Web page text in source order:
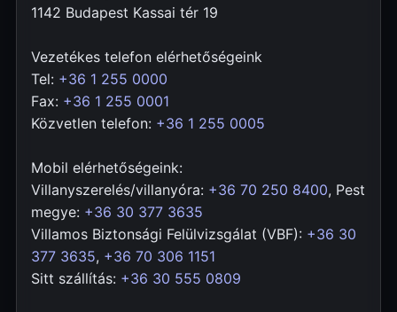
1142 Budapest Kassai tér 19
Vezetékes telefon elérhetőségeink
Tel: +36 1 255 0000
Fax: +36 1 255 0001
Közvetlen telefon: +36 1 255 0005
Mobil elérhetőségeink:
Villanyszerelés/villanyóra: +36 70 250 8400, Pest
megye: +36 30 377 3635
Villamos Biztonsági Felülvizsgálat (VBF): +36 30
377 3635, +36 70 306 1151
Sitt szállítás: +36 30 555 0809